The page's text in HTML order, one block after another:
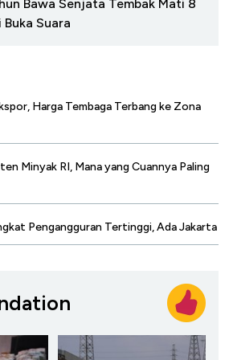
Bawa Senjata Tembak Mati 8
Suara
Harga Tembaga Terbang ke Zona
Minyak RI, Mana yang Cuannya Paling
Pengangguran Tertinggi, Ada Jakarta